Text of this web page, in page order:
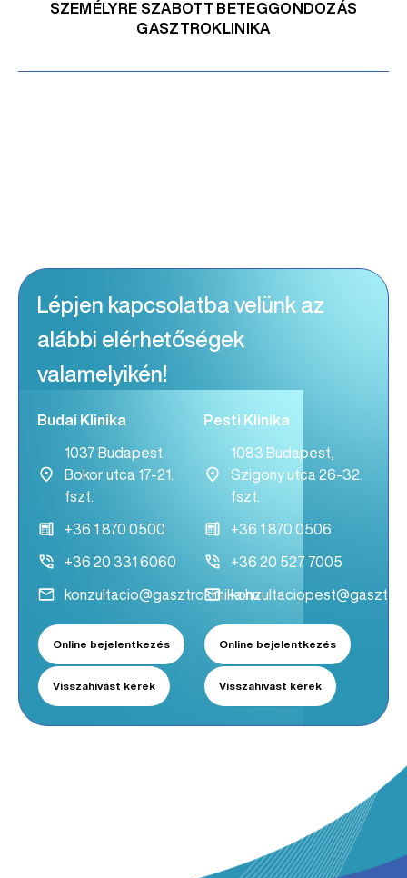
SZEMÉLYRE SZABOTT BETEGGONDOZÁS
GASZTROKLINIKA
Lépjen kapcsolatba velünk az
alábbi elérhetőségek
valamelyikén!
Budai Klinika
1037 Budapest
Bokor utca 17-21.
fszt.
+36 1 870 0500
+36 20 331 6060
konzultacio@gasztroklinika.hu
Online bejelentkezés
Visszahívást kérek
Pesti Klinika
1083 Budapest,
Szigony utca 26-32.
fszt.
+36 1 870 0506
+36 20 527 7005
Online bejelentkezés
Visszahívást kérek